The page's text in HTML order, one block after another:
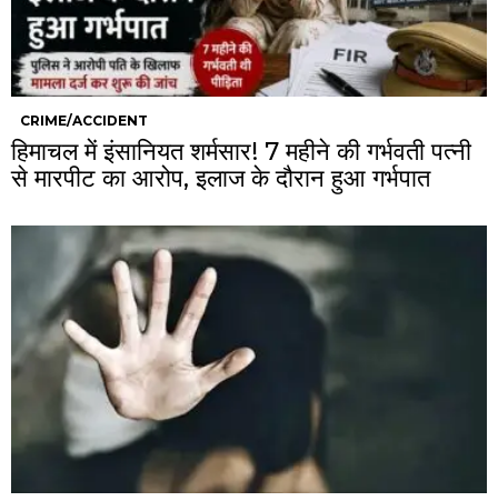
CRIME/ACCIDENT
हिमाचल में इंसानियत शर्मसार! 7 महीने की गर्भवती पत्नी
से मारपीट का आरोप, इलाज के दौरान हुआ गर्भपात